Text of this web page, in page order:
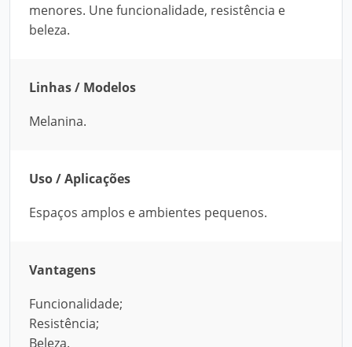
menores. Une funcionalidade, resistência e
beleza.
Linhas / Modelos
Melanina.
Uso / Aplicações
Espaços amplos e ambientes pequenos.
Vantagens
Funcionalidade;
Resistência;
Beleza.